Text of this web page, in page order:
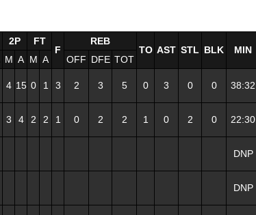
2P
FT
F
REB
TO AST STL BLK
MIN
M A M A OFF DFE TOT
4 15 0 1 3 2 3 5 0 3 0 0 38:32
3 4 2 2 1 0 2 2 1 0 2 0 22:30
DNP
DNP